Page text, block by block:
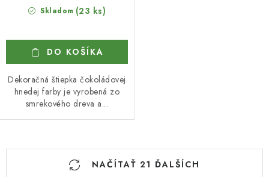
Skladom (23 ks)
DO KOŠÍKA
Dekoračná štiepka čokoládovej
hnedej farby je vyrobená zo
smrekového dreva a...
O
NAČÍTAŤ 21 ĎALŠÍCH